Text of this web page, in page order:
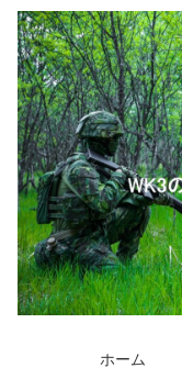
ホーム